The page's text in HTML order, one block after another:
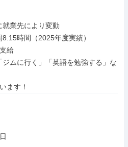
業先により変動
時間（2025年度実績）
給
ムに行く」「英語を勉強する」な
ます！